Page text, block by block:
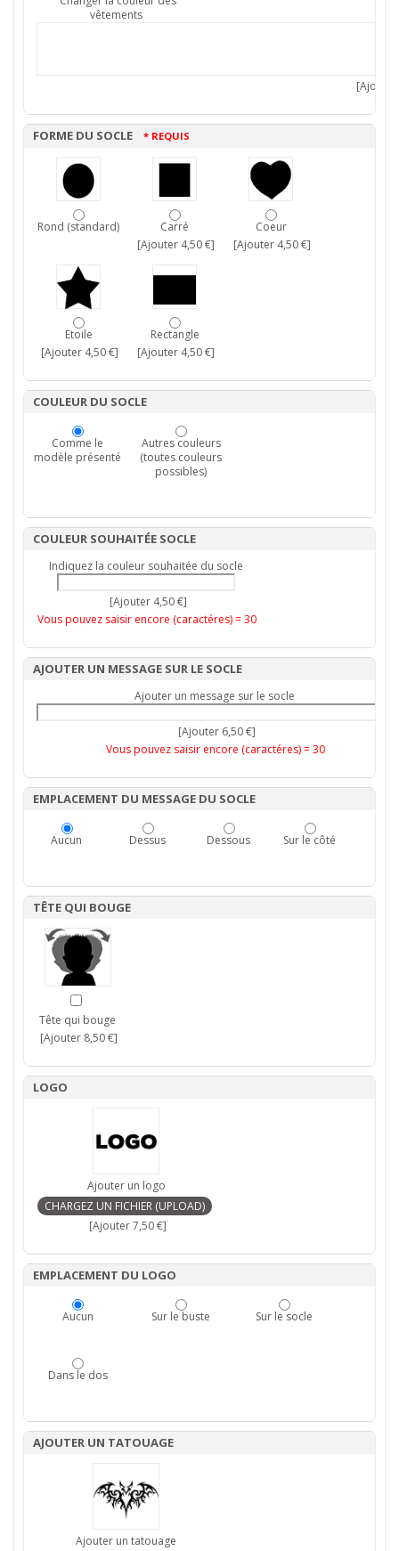
vêtements
FORME DU SOCLE * REQUIS
Rond (standard)
Carré
[Ajouter 4,50 €]
Coeur
[Ajouter 4,50 €]
Etoile
[Ajouter 4,50 €]
Rectangle
[Ajouter 4,50 €]
COULEUR DU SOCLE
Comme le
modèle présenté
Autres couleurs
(toutes couleurs
possibles)
COULEUR SOUHAITÉE SOCLE
Indiquez la couleur souhaitée du socle
[Ajouter 4,50 €]
Vous pouvez saisir encore (caractéres) =30
AJOUTER UN MESSAGE SUR LE SOCLE
Ajouter un message sur le socle
[Ajouter 6,50 €]
Vous pouvez saisir encore (caractéres) =30
EMPLACEMENT DU MESSAGE DU SOCLE
Aucun Dessus Dessous Sur le côté
TÊTE QUI BOUGE
Tête qui bouge
[Ajouter 8,50 €]
LOGO
Ajouter un logo
[Ajouter 7,50 €]
EMPLACEMENT DU LOGO
Aucun Sur le buste Sur le socle
Dans le dos
AJOUTER UN TATOUAGE
Ajouter un tatouage